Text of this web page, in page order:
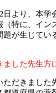
より、本学
（特に、イン
題が生じてい
した先生方
だきました